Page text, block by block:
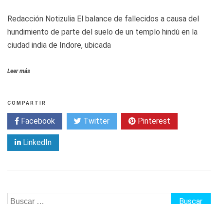
Redacción Notizulia El balance de fallecidos a causa del
hundimiento de parte del suelo de un templo hindú en la
ciudad india de Indore, ubicada
Leer más
COMPARTIR
Facebook Twitter Pinterest
LinkedIn
Buscar: